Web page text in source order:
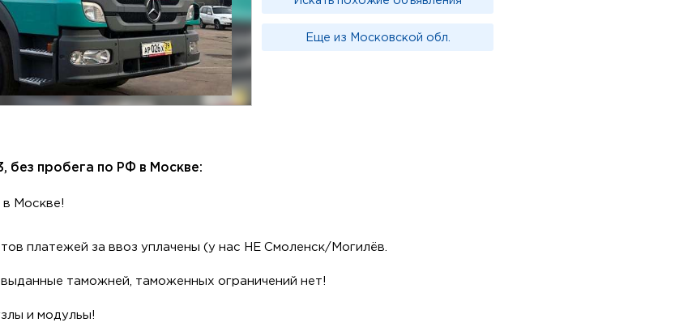
Еще из Московской обл.
без пробега по РФ в Москве:
в Москве!
платежей за ввоз уплачены (у нас НЕ Смоленск/Могилёв.
таможней, таможенных ограничений нет!
и модульы!